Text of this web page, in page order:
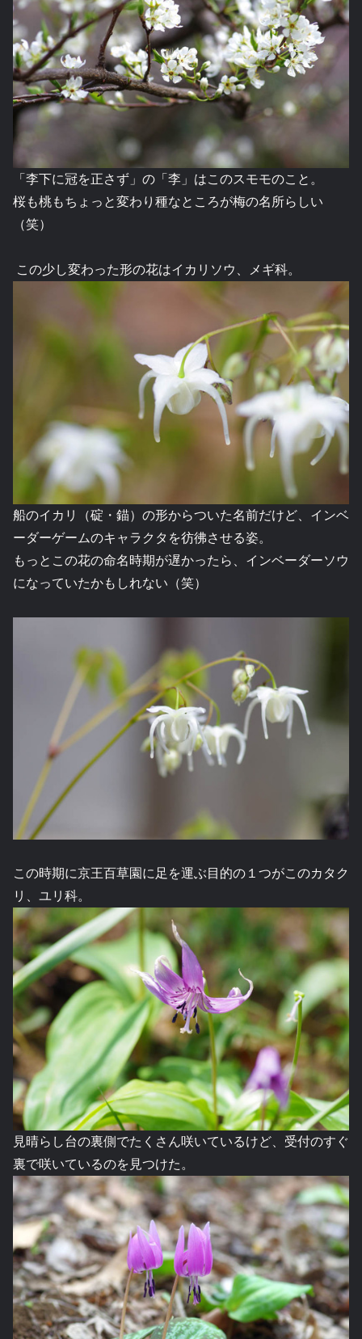
「李下に冠を正さず」の「李」はこのスモモのこと。
桜も桃もちょっと変わり種なところが梅の名所らしい
（笑）
この少し変わった形の花はイカリソウ、メギ科。
船のイカリ（碇・錨）の形からついた名前だけど、インベ
ーダーゲームのキャラクタを彷彿させる姿。
もっとこの花の命名時期が遅かったら、インベーダーソウ
になっていたかもしれない（笑）
この時期に京王百草園に足を運ぶ目的の１つがこのカタク
リ、ユリ科。
見晴らし台の裏側でたくさん咲いているけど、受付のすぐ
裏で咲いているのを見つけた。